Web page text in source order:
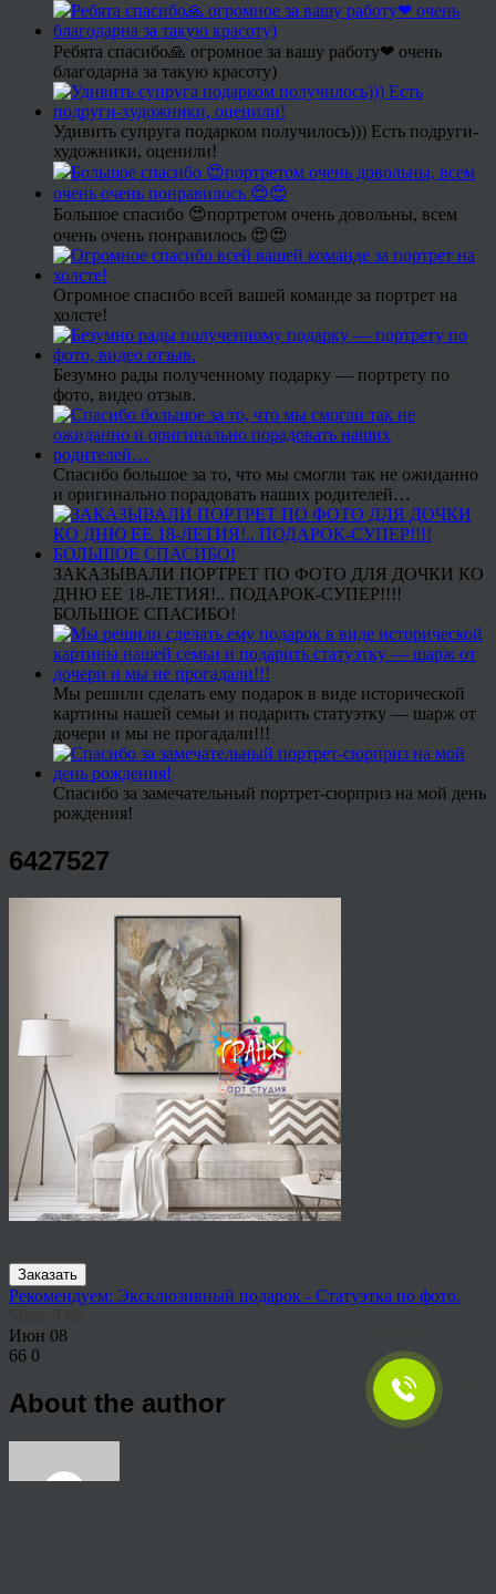
Ребята спасибо🙏 огромное за вашу работу❤ очень
благодарна за такую красоту)
Удивить супруга подарком получилось))) Есть подруги-
художники, оценили!
Большое спасибо 😍портретом очень довольны, всем
очень очень понравилось 😍😍
Огромное спасибо всей вашей команде за портрет на
холсте!
Безумно рады полученному подарку — портрету по
фото, видео отзыв.
Спасибо большое за то, что мы смогли так не ожиданно
и оригинально порадовать наших родителей…
ЗАКАЗЫВАЛИ ПОРТРЕТ ПО ФОТО ДЛЯ ДОЧКИ КО
ДНЮ ЕЕ 18-ЛЕТИЯ!.. ПОДАРОК-СУПЕР!!!!
БОЛЬШОЕ СПАСИБО!
Мы решили сделать ему подарок в виде исторической
картины нашей семьи и подарить статуэтку — шарж от
дочери и мы не прогадали!!!
Спасибо за замечательный портрет-сюрприз на мой день
рождения!
6427527
Заказать
Рекомендуем: Эксклюзивный подарок - Статуэтка по фото.
Июн 08
66 0
About the author